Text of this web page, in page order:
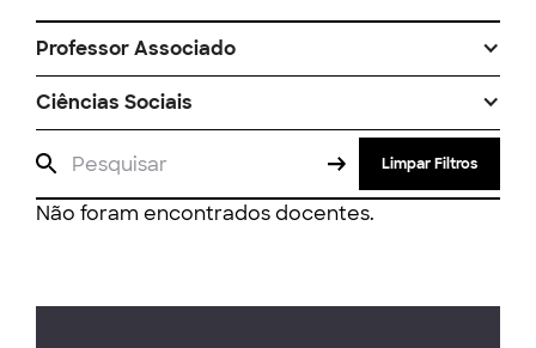
Professor Associado
Ciências Sociais
Limpar Filtros
Não foram encontrados docentes.